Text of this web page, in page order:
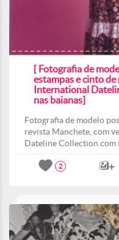
[ Fotografia de
estampas e cinto de
International
nas baianas]
Fotografia de modelo
revista Manchete, com
Dateline Collection com
2